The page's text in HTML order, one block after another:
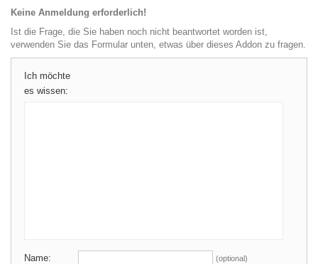
Keine Anmeldung erforderlich!
Ist die Frage, die Sie haben noch nicht beantwortet worden ist,
verwenden Sie das Formular unten, etwas über dieses Addon zu fragen.
Ich möchte
es wissen:
Name: (optional)